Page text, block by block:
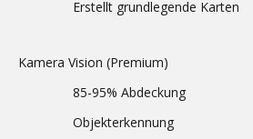
Erstellt grundlegende Karten
Kamera Vision (Premium)
85-95% Abdeckung
Objekterkennung